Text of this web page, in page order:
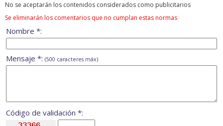
No se aceptarán los contenidos considerados como publicitarios
Se eliminarán los comentarios que no cumplan estas normas
Nombre *:
Mensaje *: (500 caracteres máx)
Código de validación *: